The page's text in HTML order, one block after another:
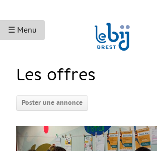
☰ Menu
ACCUEIL
Droits sociaux et services
Bourses et aides financières
Se déplacer
Les offres
Poster une annonce